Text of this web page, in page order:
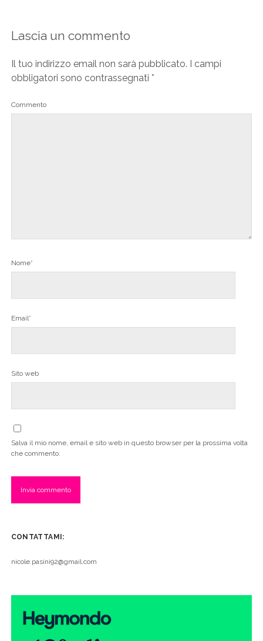
Lascia un commento
Il tuo indirizzo email non sarà pubblicato. I campi
obbligatori sono contrassegnati *
Commento
Nome*
Email*
Sito web
Salva il mio nome, email e sito web in questo browser per la prossima volta
che commento.
CONTATTAMI:
nicole.pasini92@gmail.com